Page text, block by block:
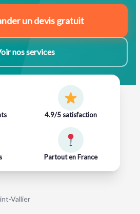
un devis gratuit
nos services
4.9/5 satisfaction
Partout en France
Vallier